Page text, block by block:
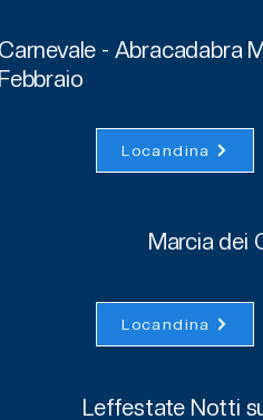
Carnevale - Abracadabra
Febbraio
Locandina
Marcia dei
Locandina
Leffestate Notti